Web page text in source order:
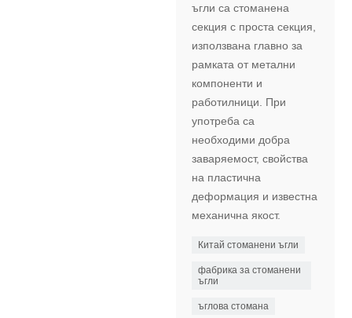
ъгли са стоманена
секция с проста секция,
използвана главно за
рамката от метални
компоненти и
работилници. При
употреба са
необходими добра
заваряемост, свойства
на пластична
деформация и известна
механична якост.
Китай стоманени ъгли
фабрика за стоманени
ъгли
ъглова стомана